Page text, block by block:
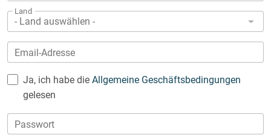
Land
- Land auswählen -
Email-Adresse
Ja, ich habe dieAllgemeine Geschäftsbedingungen
gelesen
Passwort